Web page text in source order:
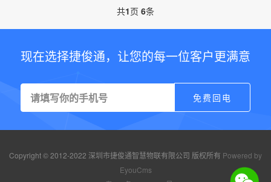
共1页 6条
现在选择捷俊通，让您的每一位客户更满意
Copyright © 2012-2022 深圳市捷俊通智慧物联有限公司 版权所有 Powered by
EyouCms